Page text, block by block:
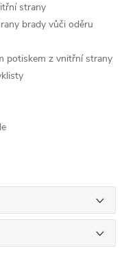
strany
brady vůči oděru
potiskem z vnitřní strany